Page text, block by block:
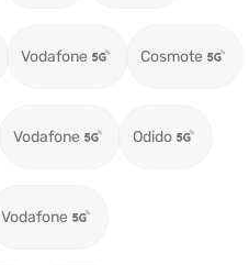
Vodafone Cosmote
Vodafone Odido
Vodafone